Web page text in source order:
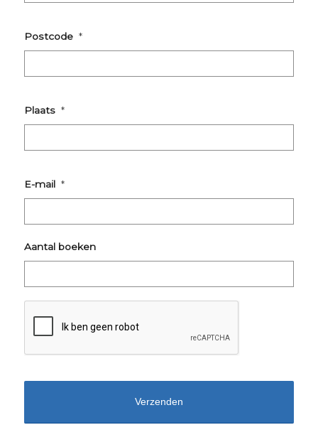
Postcode *
Plaats *
E-mail *
Aantal boeken